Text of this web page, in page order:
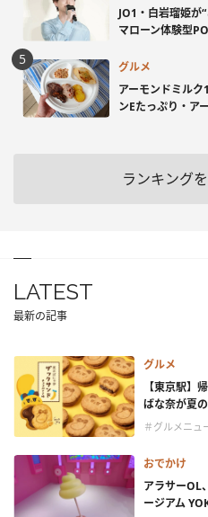
JO1・白岩瑠姫
マローン体験型
グルメ
アーモンドミル
ンEたっぷり・ア
ランキング
LATEST
最新の記事
グルメ
【東京駅
ばな奈が夏
＃グルメニュ
おでかけ
アラサーOL
ージアム